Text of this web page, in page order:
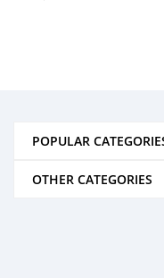
POPULAR
OTHER CATEGORIES